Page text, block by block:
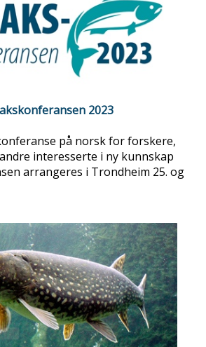
2023
på norsk for forskere,
interesserte i ny kunnskap
arrangeres i Trondheim 25. og